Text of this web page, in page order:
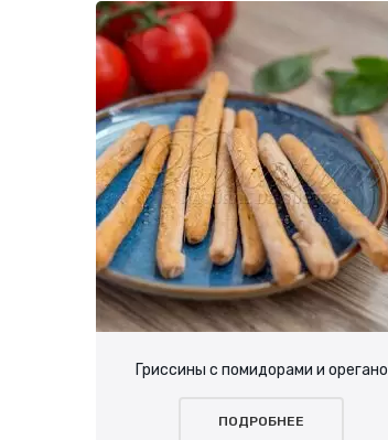
Гриссины с помидорами и орегано
ПОДРОБНЕЕ